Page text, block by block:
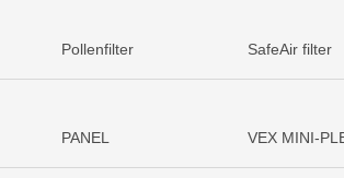
Pollenfilter SafeAir filter
PANEL VEX MINI-